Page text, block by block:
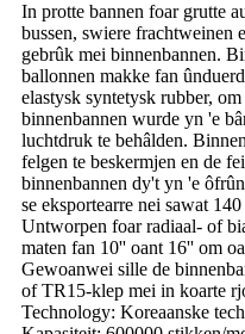
In protte bannen foar grutte
bussen, swiere frachtweinen
gebrûk mei binnenbannen.
ballonnen makke fan
elastysk syntetysk rubber,
binnenbannen wurde yn 'e
luchtdruk te behâlden.
felgen te beskermjen en de
binnenbannen dy't yn 'e
se eksportearre nei sawat
Untworpen foar radiaal- of
maten fan 10'' oant 16'' om
Gewoanwei sille de
of TR15-klep mei in koarte
Technology: Koreaanske